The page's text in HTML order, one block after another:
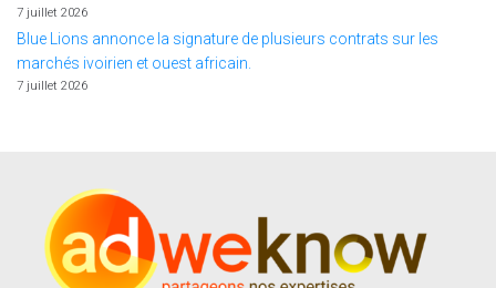
7 juillet 2026
Blue Lions annonce la signature de plusieurs contrats sur les
marchés ivoirien et ouest africain.
7 juillet 2026